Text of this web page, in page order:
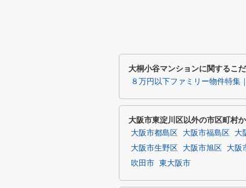
大桐小谷マンションに関するこ
８万円以下ファミリー物件特集
大阪市東淀川区以外の市区町村
大阪市都島区 大阪市福島区 大
大阪市生野区
大阪市旭区 大阪
吹田市 東大阪市